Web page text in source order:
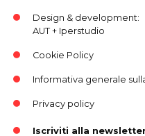
Design & development:
AUT+ Iperstudio
Cookie Policy
Informativa generale
Privacy policy
Iscriviti alla